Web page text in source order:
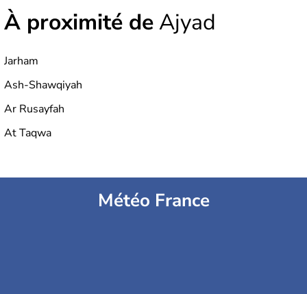
À proximité deAjyad
Jarham
Ash-Shawqiyah
Ar Rusayfah
At Taqwa
Météo France